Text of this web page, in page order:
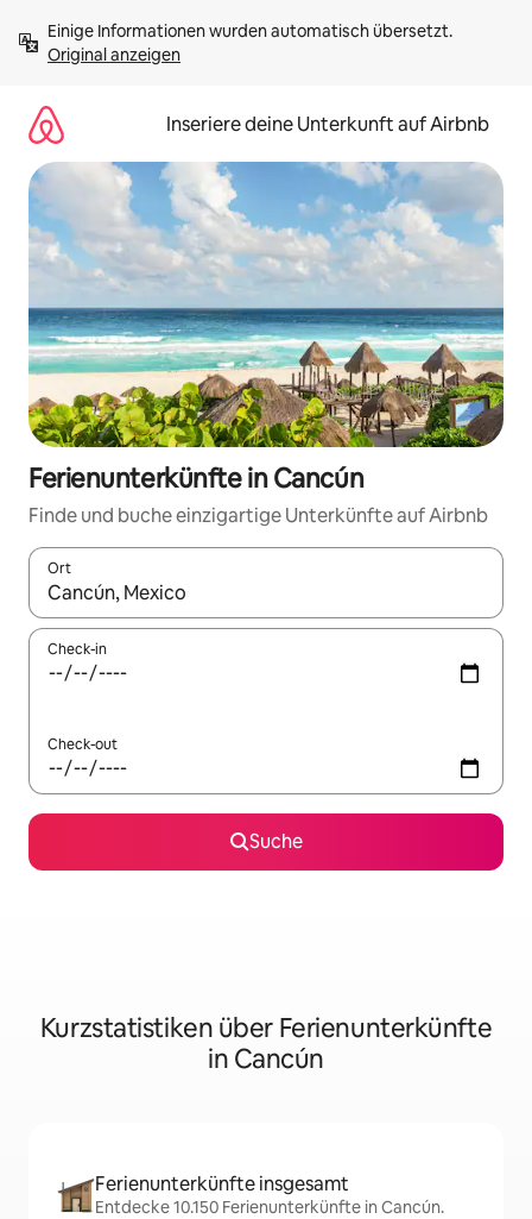
Inhalten
springenOriginal anzeigen
Inseriere deine Unterkunft auf Airbnb
Ferienunterkünfte in Cancún
Finde und buche einzigartige Unterkünfte auf Airbnb
Ort
Wenn Ergebnisse verfügbar sind, navigiere mit den
Check-in
Check-out
Suche
Kurzstatistiken über Ferienunterkünfte
in Cancún
Ferienunterkünfte insgesamt
Entdecke 10.150 Ferienunterkünfte in Cancún.